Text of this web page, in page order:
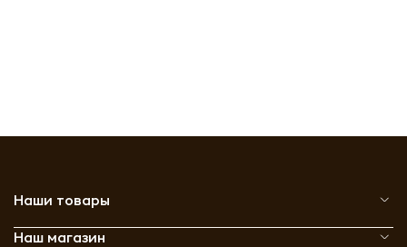
Наши товары
Наш магазин